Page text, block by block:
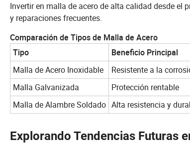
Invertir en malla de acero de alta calidad desde el
y reparaciones frecuentes.
Comparación de Tipos de Malla de Acero
Tipo
Beneficio Principal
Malla de Acero Inoxidable
Resistente a la
Malla Galvanizada
Protección rentable
Malla de Alambre Soldado Alta resistencia y
Explorando Tendencias Futuras